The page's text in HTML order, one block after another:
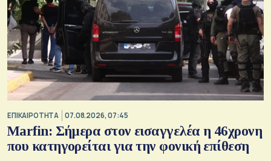
ΕΠΙΚΑΙΡΟΤΗΤΑ 07.08.2026, 07:45
Marfin: Σήμερα στον εισαγγελέα η 46χρονη
που κατηγορείται για την φονική επίθεση